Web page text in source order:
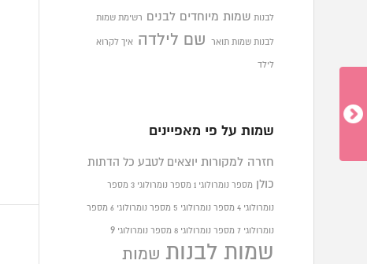
לבנות שמות מיוחדים לבנים רשימת שמות
לבנות שמות תואר שם לילדה איך לקרוא
לילד
שמות על פי מאפיינים
חזרה למקורות יוצאים לטבע כל הדתות
כולן מספר נומרולוגי 1 מספר נומרולוגי 3 מספר
נומרולוגי 4 מספר נומרולוגי 5 מספר נומרולוגי 6 מספר
נומרולוגי 7 מספר נומרולוגי 8 מספר נומרולוגי9
שמות לבנות שמות